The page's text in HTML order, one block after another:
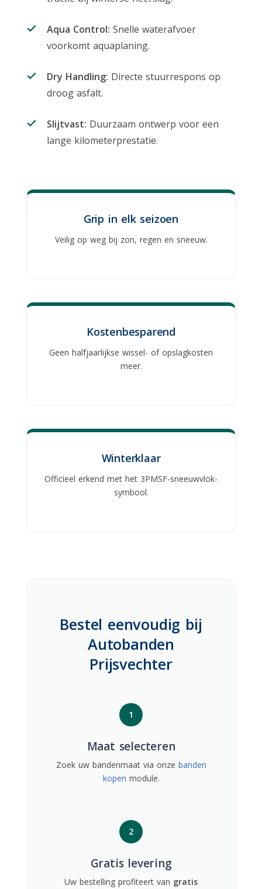
Aqua Control: Snelle waterafvoer
voorkomt aquaplaning.
Dry Handling: Directe stuurrespons op
droog asfalt.
Slijtvast: Duurzaam ontwerp voor een
lange kilometerprestatie.
Grip in elk seizoen
Veilig op weg bij zon, regen en sneeuw.
Kostenbesparend
Geen halfjaarlijkse wissel- of opslagkosten
meer.
Winterklaar
Officieel erkend met het 3PMSF-sneeuwvlok-
symbool.
Bestel eenvoudig bij
Autobanden
Prijsvechter
1
Maat selecteren
Zoek uw bandenmaat via onze banden
kopen module.
2
Gratis levering
Uw bestelling profiteert van gratis